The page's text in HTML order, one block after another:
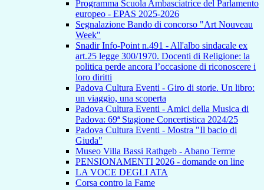
Programma Scuola Ambasciatrice del Parlamento
europeo - EPAS 2025-2026
Segnalazione Bando di concorso "Art Nouveau
Week"
Snadir Info-Point n.491 - All'albo sindacale ex
art.25 legge 300/1970. Docenti di Religione: la
politica perde ancora l’occasione di riconoscere i
loro diritti
Padova Cultura Eventi - Giro di storie. Un libro:
un viaggio, una scoperta
Padova Cultura Eventi - Amici della Musica di
Padova: 69ª Stagione Concertistica 2024/25
Padova Cultura Eventi - Mostra "Il bacio di
Giuda"
Museo Villa Bassi Rathgeb - Abano Terme
PENSIONAMENTI 2026 - domande on line
LA VOCE DEGLI ATA
Corsa contro la Fame